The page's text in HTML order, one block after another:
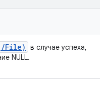
/File)
в случае успеха,
NULL.